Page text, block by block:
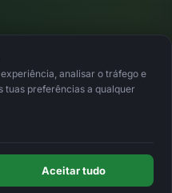
analisar o tráfego e
tuas preferências a qualquer
Aceitar tudo